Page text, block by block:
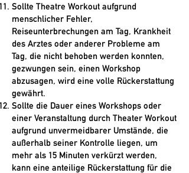
Sollte Theatre Workout aufgrund
menschlicher Fehler,
Reiseunterbrechungen am Tag, Krankheit
des Arztes oder anderer Probleme am
Tag, die nicht behoben werden konnten,
gezwungen sein, einen Workshop
abzusagen, wird eine volle Rückerstattung
gewährt.
Sollte die Dauer eines Workshops oder
einer Veranstaltung durch Theater Workout
aufgrund unvermeidbarer Umstände, die
außerhalb seiner Kontrolle liegen, um
mehr als 15 Minuten verkürzt werden,
kann eine anteilige Rückerstattung für die